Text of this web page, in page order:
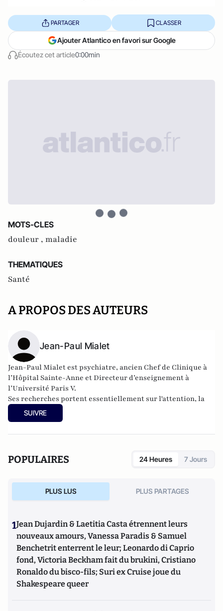
Écoutez cet article0:00min
PARTAGER CLASSER
Ajouter Atlantico en favori sur Google
MOTS-CLES
douleur , maladie
THEMATIQUES
Santé
A PROPOS DES AUTEURS
Jean-Paul Mialet
Jean-Paul Mialet est psychiatre, ancien Chef de Clinique à
l’Hôpital Sainte-Anne et Directeur d’enseignement à
l’Université Paris V.
Ses recherches portent essentiellement sur l'attention, la
douleur, et dernièrement, la différence des sexes.
Ses travaux l'ont mené à écrire deux livres (
Michel).
SUIVRE
POPULAIRES 24 Heures 7 Jours
PLUS LUS PLUS PARTAGES
1Jean Dujardin & Laetitia Casta étrennent leurs
nouveaux amours, Vanessa Paradis & Samuel
Benchetrit enterrent le leur; Leonardo di Caprio
fond, Victoria Beckham fait du brukini, Cristiano
Ronaldo du bisco-fils; Suri ex Cruise joue du
Shakespeare queer